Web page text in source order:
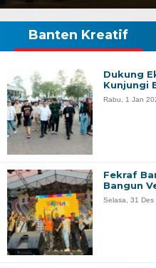
Banten Kreatif
Dukung
Kunjungi
Rabu, 1 Jan
Fekraf
Bangun
Selasa, 31 Des